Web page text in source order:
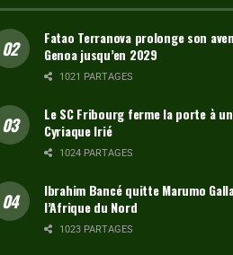
Fatao Terranova prolonge son
Genoa jusqu’en 2029
1021 PARTAGES
Le SC Fribourg ferme la porte à
Cyriaque Irié
1024 PARTAGES
Ibrahim Bancé quitte Marumo
l’Afrique du Nord
1023 PARTAGES